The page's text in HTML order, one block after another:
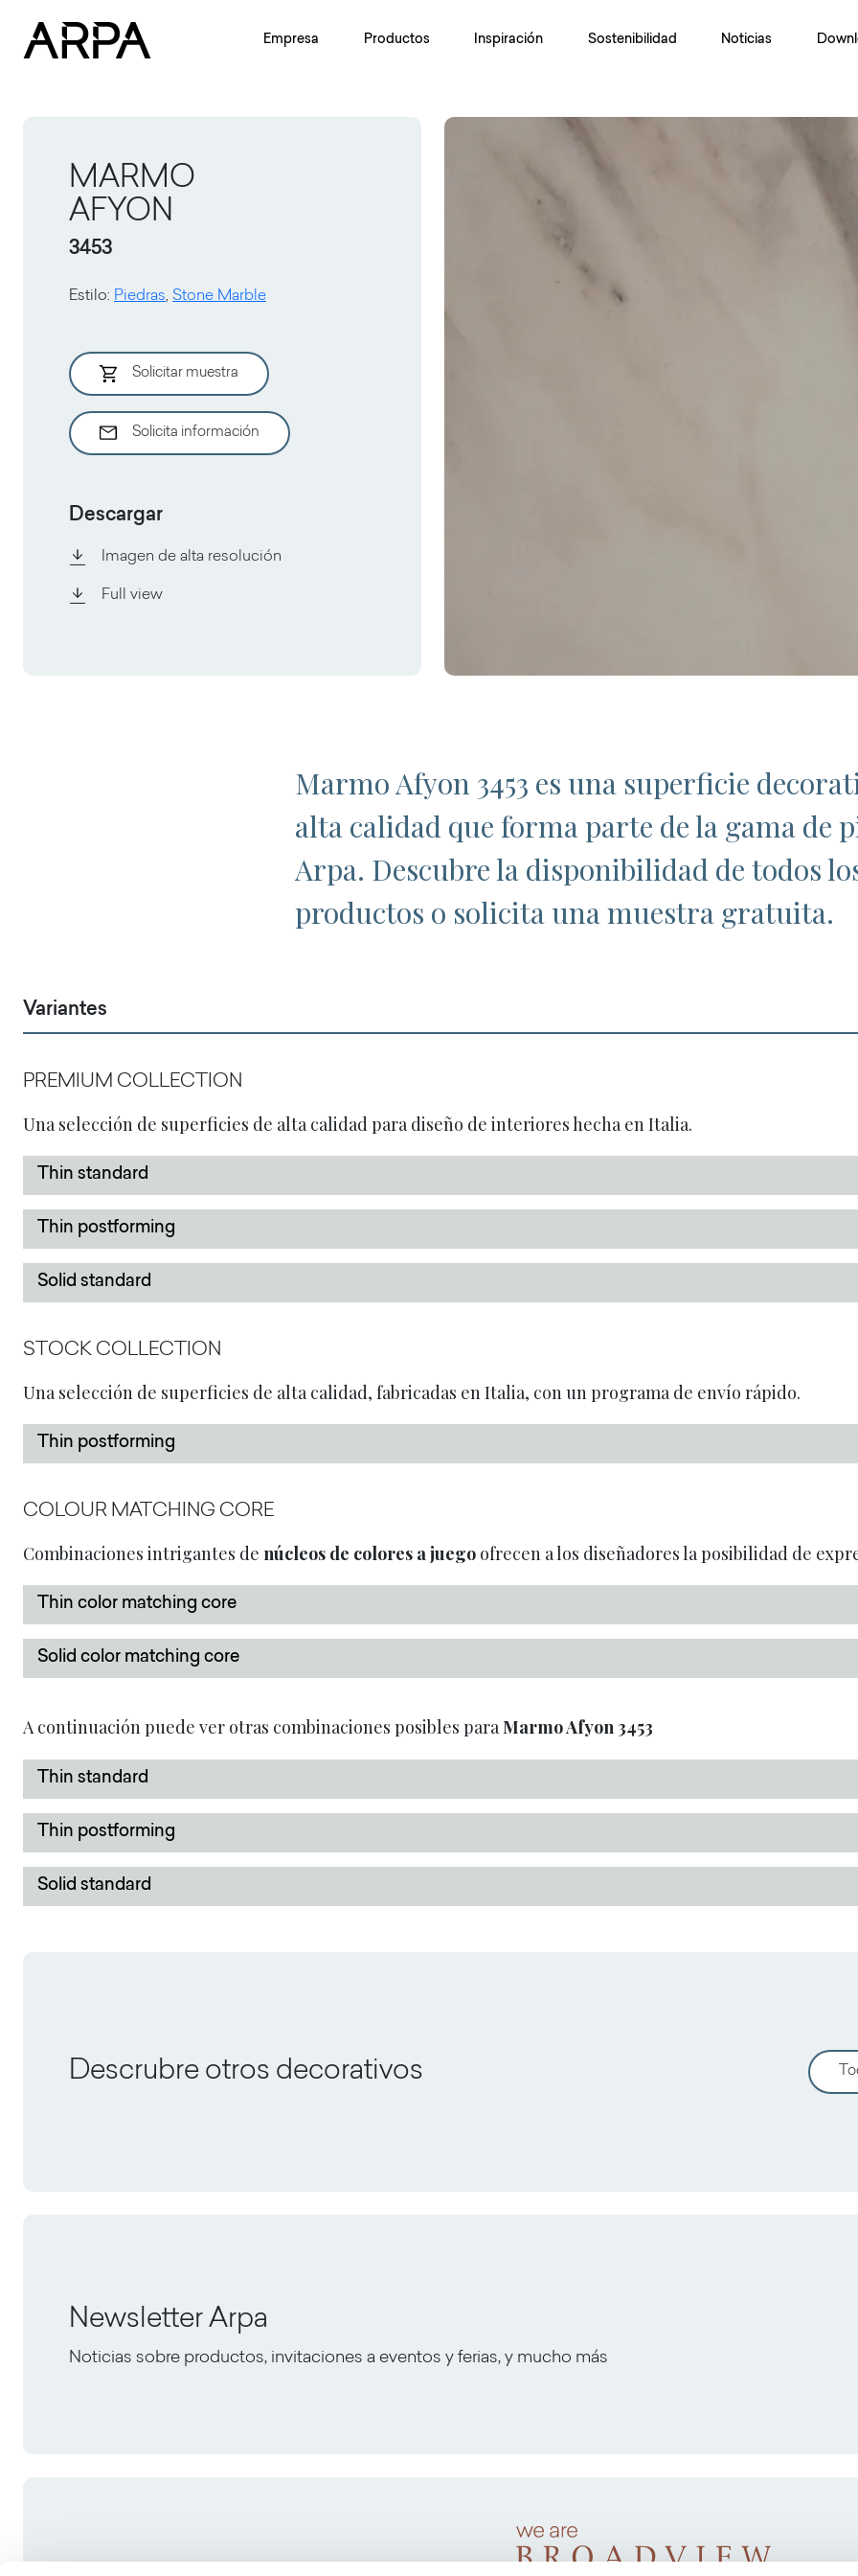
Empresa Productos Inspiración Sostenibilidad Noticias
MARMO
AFYON
3453
Estilo: Piedras, Stone Marble
Solicitar muestra
Solicita información
Descargar
Imagen de alta resolución
Full view
Marmo Afyon 3453 es una superficie
alta calidad que forma parte de la gama de
Arpa. Descubre la disponibilidad de todos
productos o solicita una muestra gratuita.
Variantes
PREMIUM COLLECTION
Una selección de superficies de alta calidad para diseño de interiores hecha en Italia.
Thin standard
Thin postforming
Solid standard
STOCK COLLECTION
Una selección de superficies de alta calidad, fabricadas en Italia, con un programa de envío rápido.
Thin postforming
COLOUR MATCHING CORE
Combinaciones intrigantes de núcleos de colores a juego ofrecen a los diseñadores la posibilidad de
Thin color matching core
Solid color matching core
A continuación puede ver otras combinaciones posibles paraMarmo Afyon 3453
Thin standard
Thin postforming
Solid standard
Descrubre otros decorativos
Newsletter Arpa
Noticias sobre productos, invitaciones a eventos y ferias, y mucho más